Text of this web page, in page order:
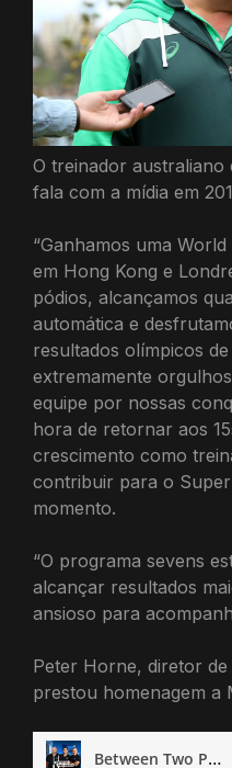
O treinador australiano
fala com a mídia em
“Ganhamos uma
em Hong Kong e
pódios, alcançamos
automática e
resultados olímpicos
extremamente
equipe por nossas
hora de retornar aos
crescimento como
contribuir para o
momento.
“O programa sevens
alcançar resultados
ansioso para
Peter Horne, diretor
prestou homenagem a